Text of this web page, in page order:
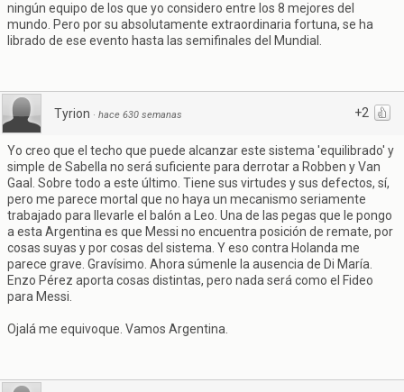
ningún equipo de los que yo considero entre los 8 mejores del
mundo. Pero por su absolutamente extraordinaria fortuna, se ha
librado de ese evento hasta las semifinales del Mundial.
+2
Tyrion · hace 630 semanas
Yo creo que el techo que puede alcanzar este sistema 'equilibrado' y
simple de Sabella no será suficiente para derrotar a Robben y Van
Gaal. Sobre todo a este último. Tiene sus virtudes y sus defectos, sí,
pero me parece mortal que no haya un mecanismo seriamente
trabajado para llevarle el balón a Leo. Una de las pegas que le pongo
a esta Argentina es que Messi no encuentra posición de remate, por
cosas suyas y por cosas del sistema. Y eso contra Holanda me
parece grave. Gravísimo. Ahora súmenle la ausencia de Di María.
Enzo Pérez aporta cosas distintas, pero nada será como el Fideo
para Messi.
Ojalá me equivoque. Vamos Argentina.